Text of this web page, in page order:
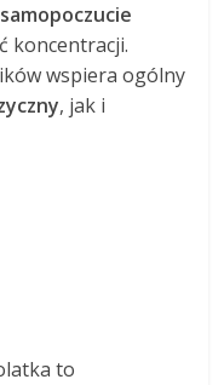
samopoczucie
koncentracji.
wspiera ogólny
, jak i
to